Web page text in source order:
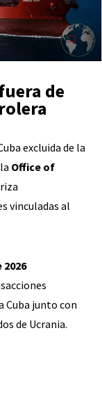
de
excluida de la
Office of
vinculadas al
2026
Cuba junto con
de Ucrania.